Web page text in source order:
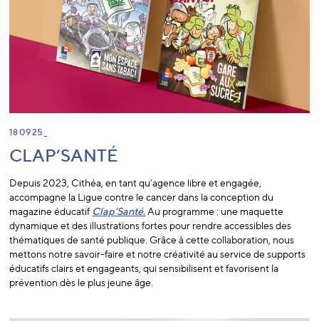
18 09 25 _
CLAP’SANTÉ
Depuis 2023, Cithéa, en tant qu’agence libre et engagée,
accompagne la Ligue contre le cancer dans la conception du
magazine éducatif Clap’Santé. Au programme : une maquette
dynamique et des illustrations fortes pour rendre accessibles des
thématiques de santé publique. Grâce à cette collaboration, nous
mettons notre savoir-faire et notre créativité au service de supports
éducatifs clairs et engageants, qui sensibilisent et favorisent la
prévention dès le plus jeune âge.